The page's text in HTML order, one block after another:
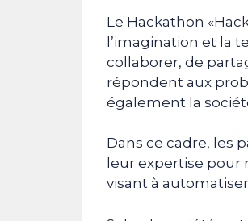
Le Hackathon
l’imagination et la
collaborer, de
répondent aux
également la
Dans ce cadre, les
leur expertise pour
visant à